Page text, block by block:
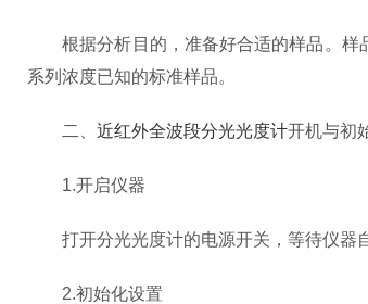
根据分析目的，准备好合适的样品。样品
系列浓度已知的标准样品。
二、 近红外全波段分光光度计开机与初
1.开启仪器
打开分光光度计的电源开关，等待仪器自
2.初始化设置